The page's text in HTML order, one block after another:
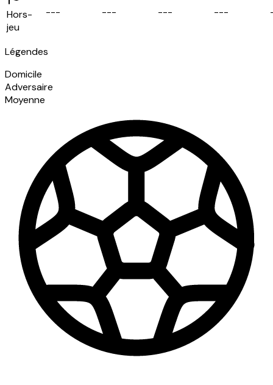
Hors-
jeu
--- --- --- ---
Légendes
Domicile
Adversaire
Moyenne